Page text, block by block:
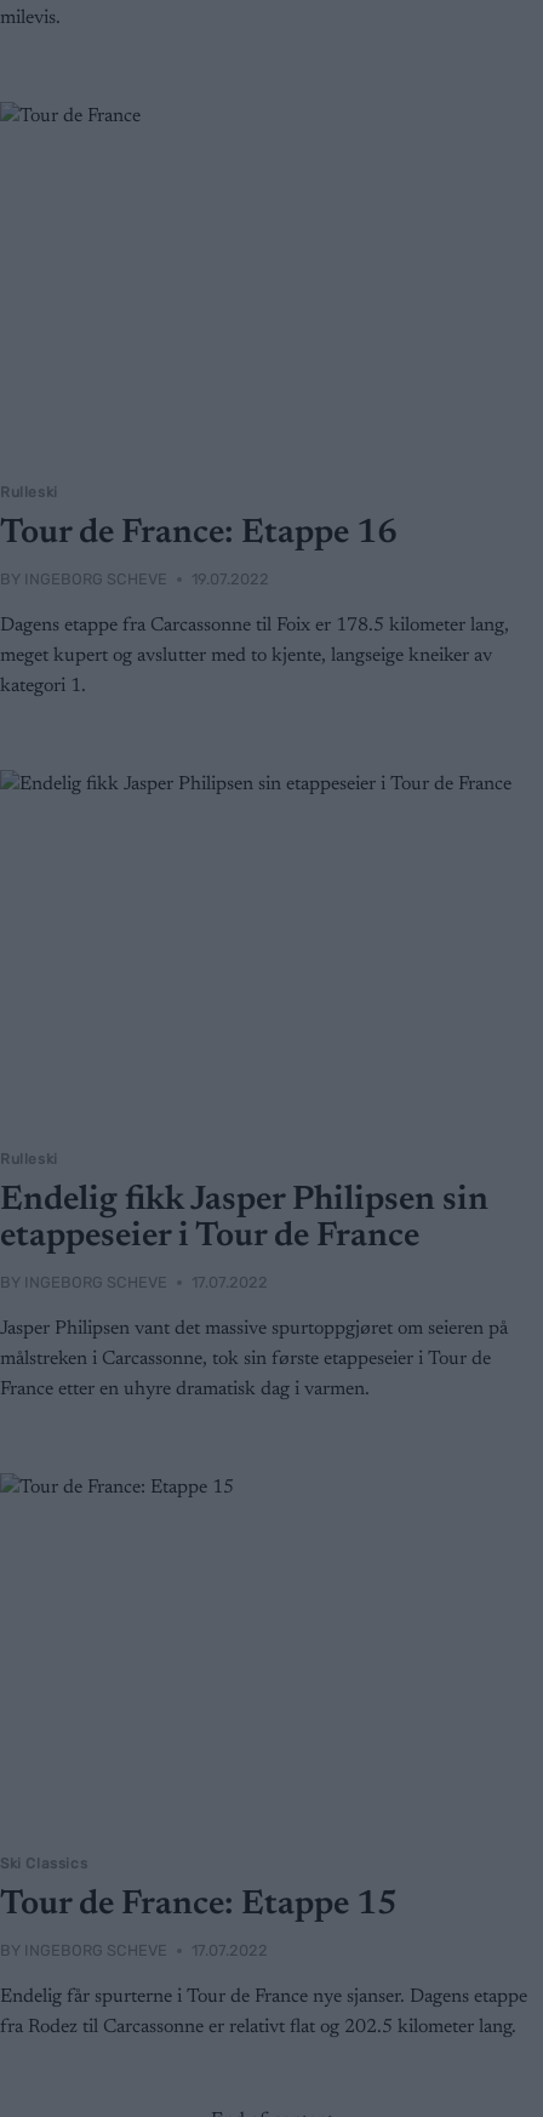
milevis.
Rulleski
Tour de France: Etappe 16
BY INGEBORG SCHEVE 19.07.2022
Dagens etappe fra Carcassonne til Foix er 178.5 kilometer lang,
meget kupert og avslutter med to kjente, langseige kneiker av
kategori 1.
Rulleski
Endelig fikk Jasper Philipsen sin
etappeseier i Tour de France
BY INGEBORG SCHEVE 17.07.2022
Jasper Philipsen vant det massive spurtoppgjøret om seieren på
målstreken i Carcassonne, tok sin første etappeseier i Tour de
France etter en uhyre dramatisk dag i varmen.
Ski Classics
Tour de France: Etappe 15
BY INGEBORG SCHEVE 17.07.2022
Endelig får spurterne i Tour de France nye sjanser. Dagens etappe
fra Rodez til Carcassonne er relativt flat og 202.5 kilometer lang.